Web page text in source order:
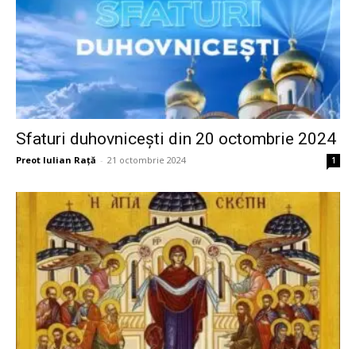
Sfaturi duhovnicești din 20 octombrie 2024
Preot Iulian Raţă - 21 octombrie 2024 1